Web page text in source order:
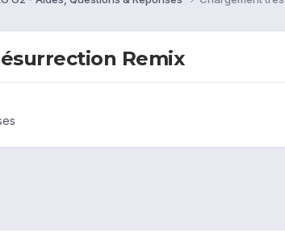
Remix